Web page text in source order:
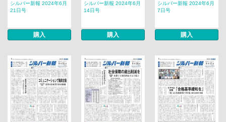
シルバー新報 2024年6月
21日号
購入
シルバー新報 2024年6月
14日号
購入
シルバー新報 2024年6月
7日号
購入